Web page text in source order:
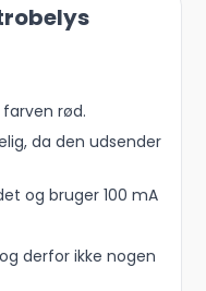
rød.
da den udsender
og bruger 100 mA
derfor ikke nogen